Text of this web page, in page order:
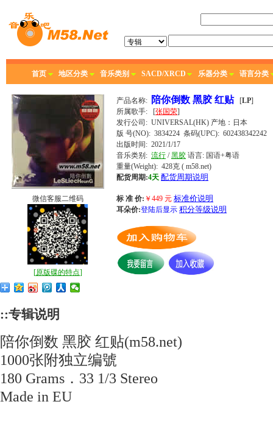
首页 地区分类 音乐类别 SACD/XRCD 乐器分类 语言分类
产品名称: 陪你倒数 黑胶 红贴[LP]
所属歌手: [张国荣]
发行公司: UNIVERSAL(HK) 产地：日本
版 号(NO): 3834224 条码(UPC): 602438342242
出版时间: 2021/1/17
音乐类别: 流行 /黑胶 语言: 国语+粤语
重量(Weight): 428克 ( m58.net)
配货周期:4天 配货周期说明
标 准 价: ￥ 449 元 标准价说明
耳朵价:登陆后显示 积分等级说明
微信客服二维码
[原版碟的特点]
::专辑说明
陪你倒数 黑胶 红贴(m58.net)
1000张附独立编號
180 Grams．33 1/3 Stereo
Made in EU